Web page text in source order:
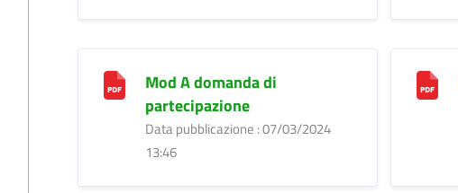
Mod A domanda di
partecipazione
Data pubblicazione : 07/03/2024
13:46